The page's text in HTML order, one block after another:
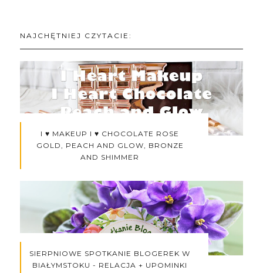
NAJCHĘTNIEJ CZYTACIE:
I ♥ MAKEUP I ♥ CHOCOLATE ROSE
GOLD, PEACH AND GLOW, BRONZE
AND SHIMMER
SIERPNIOWE SPOTKANIE BLOGEREK W
BIAŁYMSTOKU - RELACJA + UPOMINKI